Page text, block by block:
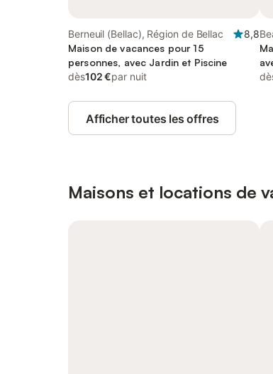
Berneuil (Bellac), Région de Bellac
8,8
Maison de vacances pour 15
personnes, avec Jardin et Piscine
dès102 €par nuit
Afficher toutes les offres
Maisons et locations de